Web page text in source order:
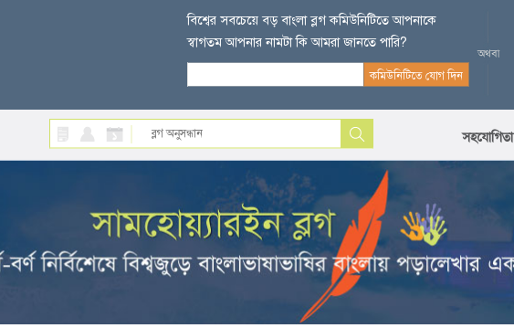
বিশ্বের সবচেয়ে বড় বাংলা ব্লগ কমিউনিটিতে আপনাকে
স্বাগতম আপনার নামটা কি আমরা জানতে পারি?
সহযোগিতা